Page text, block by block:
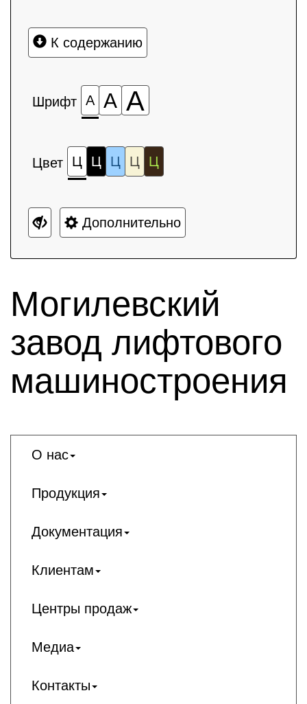
К содержанию
Шрифт А А А
Цвет Ц Ц Ц Ц Ц
Дополнительно
Могилевский
завод лифтового
машиностроения
О нас
Продукция
Документация
Клиентам
Центры продаж
Медиа
Контакты